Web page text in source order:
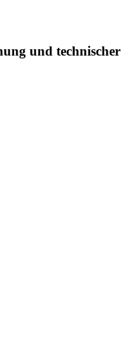
und technischer